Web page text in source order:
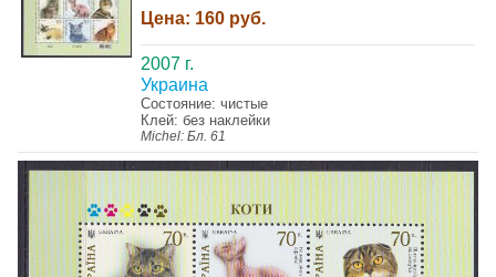
Цена: 160 руб.
2007 г.
Украина
Состояние: чистые
Клей: без наклейки
Michel: Бл. 61